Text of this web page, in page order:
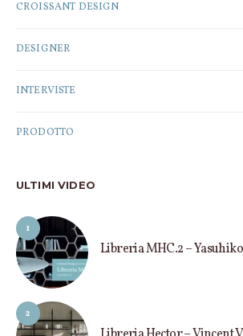
CROISSANT DESIGN
DESIGNER
INTERVISTE
PRODOTTO
ULTIMI VIDEO
1
Libreria MHC.2 –
2